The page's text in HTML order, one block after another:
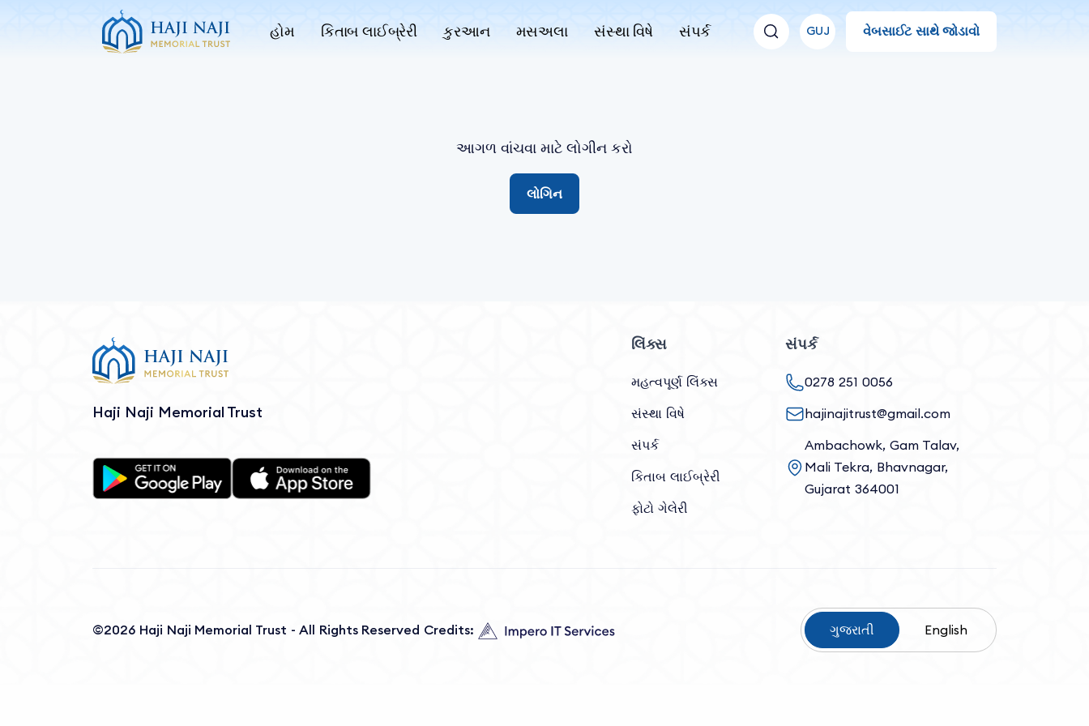
હોમ કિતાબ લાઈબ્રેરી કુરઆન મસઅલા સંસ્થા વિષે સંપર્ક GUJ વેબસાઈટ સાથે જોડાવો
આગળ વાંચવા માટે લોગીન કરો
લોગિન
Haji Naji Memorial Trust
લિંક્સ
મહત્વપૂર્ણ લિંક્સ
સંસ્થા વિષે
સંપર્ક
કિતાબ લાઈબ્રેરી
ફોટો ગેલેરી
સંપર્ક
0278 251 0056
hajinajitrust@gmail.com
Ambachowk, Gam Talav,
Mali Tekra, Bhavnagar,
Gujarat 364001
©2026 Haji Naji Memorial Trust - All Rights Reserved Credits: ગુજરાતી English